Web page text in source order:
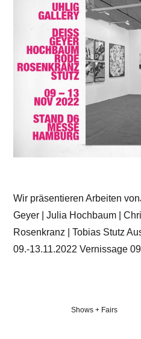
Wir präsentieren Arbeiten
Geyer | Julia Hochbaum |
Rosenkranz | Tobias Stutz
09.-13.11.2022 Vernissage
Veröffentlicht
Shows + Fairs